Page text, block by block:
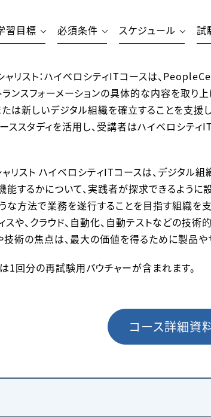
習目標 必須条件 スケジュール 試
リスト：ハイベロシティITコースは、
ランスフォーメーションの具体的な内容を取
たは新しいデジタル組織を確立することを支援
ススタディを活用し、受講者はハイベロシテ
リスト ハイベロシティITコースは、デジタル
能するかについて、実践者が探求できるように
な方法で業務を遂行することを目指す組織を
スや、クラウド、自動化、自動テストなどの技
技術の焦点は、最大の価値を得るために製品や
1回分の再試験用バウチャーが含まれます。
コース詳細資